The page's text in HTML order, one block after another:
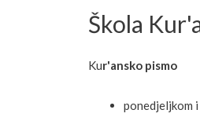
Škola
Kur'ansko pismo
ponedjeljkom